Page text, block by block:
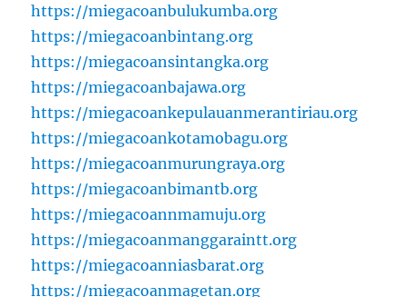
https://miegacoanbulukumba.org
https://miegacoanbintang.org
https://miegacoansintangka.org
https://miegacoanbajawa.org
https://miegacoankepulauanmerantiriau.org
https://miegacoankotamobagu.org
https://miegacoanmurungraya.org
https://miegacoanbimantb.org
https://miegacoannmamuju.org
https://miegacoanmanggaraintt.org
https://miegacoanniasbarat.org
https://miegacoanmagetan.org